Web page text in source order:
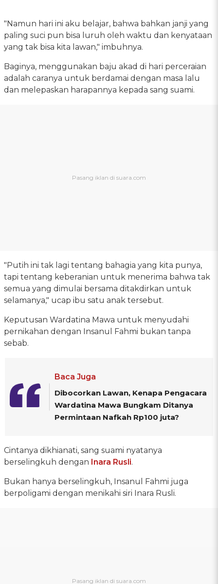
"Namun hari ini aku belajar, bahwa bahkan janji yang
paling suci pun bisa luruh oleh waktu dan kenyataan
yang tak bisa kita lawan," imbuhnya.
Baginya, menggunakan baju akad di hari perceraian
adalah caranya untuk berdamai dengan masa lalu
dan melepaskan harapannya kepada sang suami.
"Putih ini tak lagi tentang bahagia yang kita punya,
tapi tentang keberanian untuk menerima bahwa tak
semua yang dimulai bersama ditakdirkan untuk
selamanya," ucap ibu satu anak tersebut.
Keputusan Wardatina Mawa untuk menyudahi
pernikahan dengan Insanul Fahmi bukan tanpa
sebab.
Baca Juga
Dibocorkan Lawan, Kenapa Pengacara
Wardatina Mawa Bungkam Ditanya
Permintaan Nafkah Rp100 juta?
Cintanya dikhianati, sang suami nyatanya
berselingkuh dengan Inara Rusli.
Bukan hanya berselingkuh, Insanul Fahmi juga
berpoligami dengan menikahi siri Inara Rusli.